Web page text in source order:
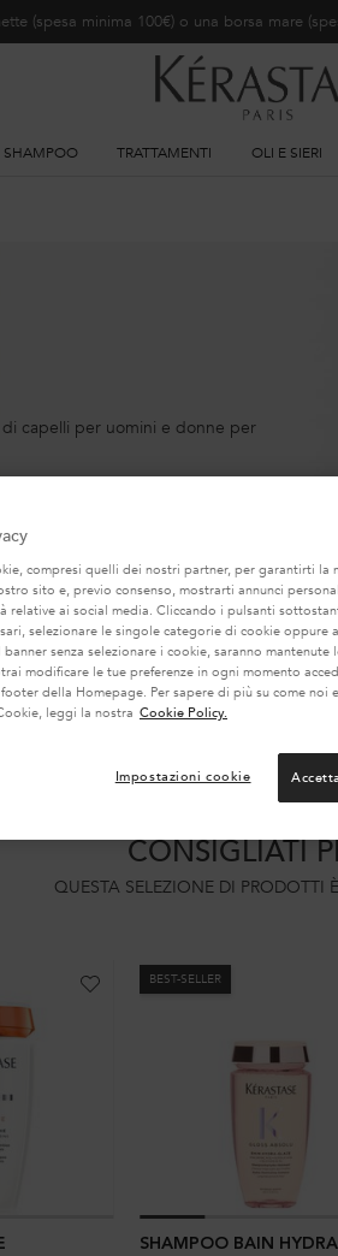
(spesa minima 100€) o una borsa mare
SHAMPOO TRATTAMENTI OLI E SIERI
capelli per uomini e donne per
CONSIGLIATI
QUESTA SELEZIONE DI PRODOTTI
BEST-SELLER
SHAMPOO BAIN
compresi quelli dei nostri partner, per garantirti la
sito e, previo consenso, mostrarti annunci
relative ai social media. Cliccando i pulsanti
selezionare le singole categorie di cookie oppure
senza selezionare i cookie, saranno
modificare le tue preferenze in ogni momento
della Homepage. Per sapere di più su come
leggi la nostra Cookie Policy.
Impostazioni cookie